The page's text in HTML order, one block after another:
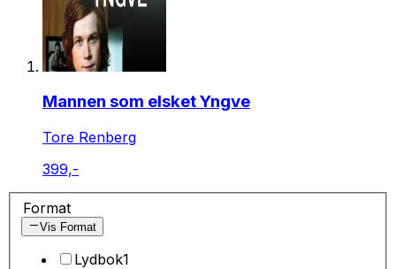
Mannen som elsket Yngve
Tore Renberg
399,-
Format
Vis Format
Lydbok1